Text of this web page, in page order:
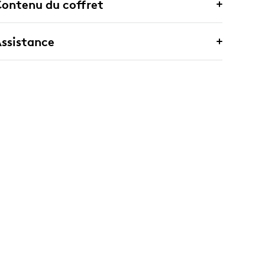
du coffret